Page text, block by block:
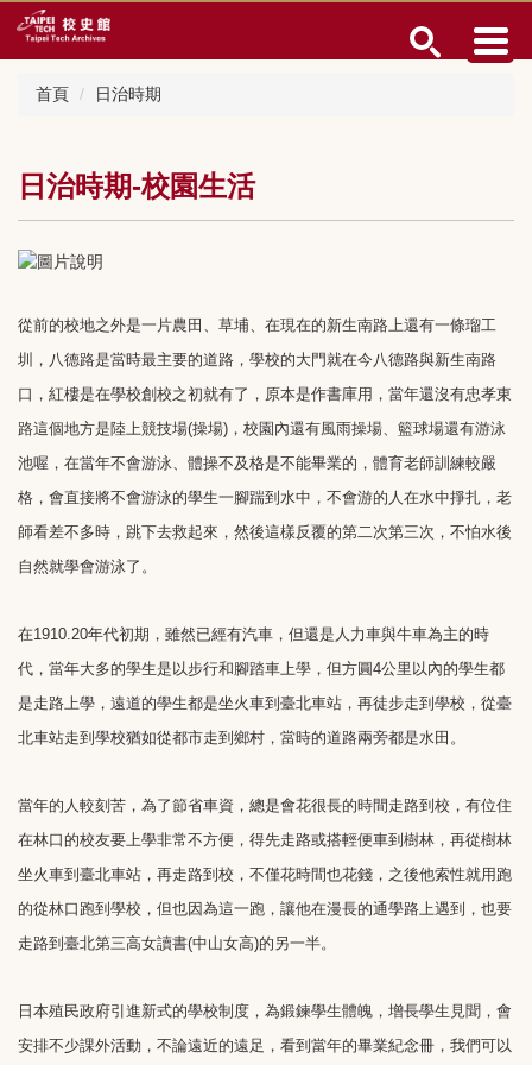
跳
到
首頁 日治時期
日治時期-校園生活
從前的校地之外是一片農田、草埔、在現在的新生南路上還有一條瑠工
圳，八德路是當時最主要的道路，學校的大門就在今八德路與新生南路
口，紅樓是在學校創校之初就有了，原本是作書庫用，當年還沒有忠孝東
路這個地方是陸上競技場(操場)，校園內還有風雨操場、籃球場還有游泳
池喔，在當年不會游泳、體操不及格是不能畢業的，體育老師訓練較嚴
格，會直接將不會游泳的學生一腳踹到水中，不會游的人在水中掙扎，老
師看差不多時，跳下去救起來，然後這樣反覆的第二次第三次，不怕水後
自然就學會游泳了。
在1910.20年代初期，雖然已經有汽車，但還是人力車與牛車為主的時
代，當年大多的學生是以步行和腳踏車上學，但方圓4公里以內的學生都
是走路上學，遠道的學生都是坐火車到臺北車站，再徒步走到學校，從臺
北車站走到學校猶如從都市走到鄉村，當時的道路兩旁都是水田。
當年的人較刻苦，為了節省車資，總是會花很長的時間走路到校，有位住
在林口的校友要上學非常不方便，得先走路或搭輕便車到樹林，再從樹林
坐火車到臺北車站，再走路到校，不僅花時間也花錢，之後他索性就用跑
的從林口跑到學校，但也因為這一跑，讓他在漫長的通學路上遇到，也要
走路到臺北第三高女讀書(中山女高)的另一半。
日本殖民政府引進新式的學校制度，為鍛鍊學生體魄，增長學生見聞，會
安排不少課外活動，不論遠近的遠足，看到當年的畢業紀念冊，我們可以